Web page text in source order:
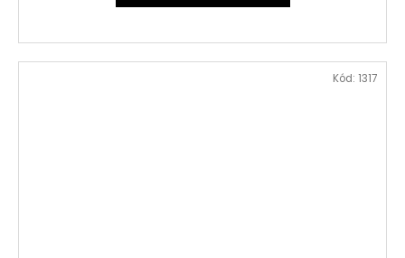
Kód: 1317